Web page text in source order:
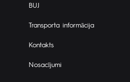
BUJ
Transporta informācija
Kontakts
Nosacījumi